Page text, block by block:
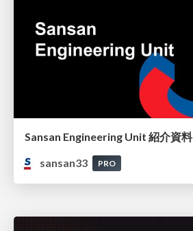
Sansan Engineering Unit 紹介資料
sansan33
PRO